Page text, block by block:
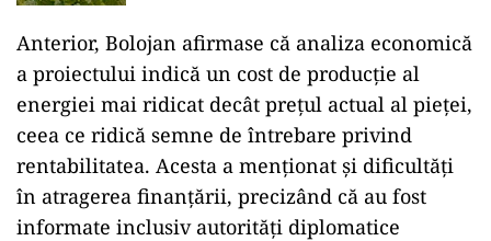
Anterior, Bolojan afirmase că analiza economică
a proiectului indică un cost de producție al
energiei mai ridicat decât prețul actual al pieței,
ceea ce ridică semne de întrebare privind
rentabilitatea. Acesta a menționat și dificultăți
în atragerea finanțării, precizând că au fost
informate inclusiv autorități diplomatice